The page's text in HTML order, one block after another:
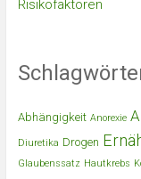
Risikofaktoren
Abhängigkeit Anorexie
Diuretika Drogen
Glaubenssatz Hautkrebs